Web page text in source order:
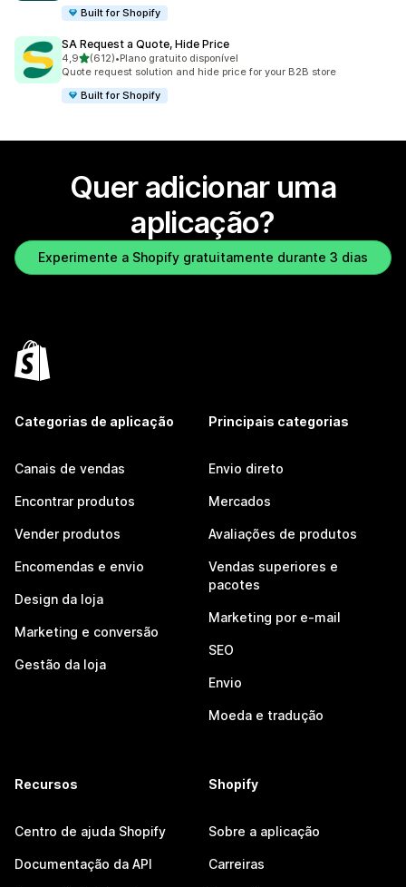
Built for Shopify
SA Request a Quote, Hide Price
4,9de 5 estrelas
(612)
612 total de avaliações
•Plano gratuito disponível
Quote request solution and hide price for your B2B store
Built for Shopify
Quer adicionar uma
aplicação?
Experimente a Shopify gratuitamente durante 3 dias
Categorias de aplicação
Canais de vendas
Encontrar produtos
Vender produtos
Encomendas e envio
Design da loja
Marketing e conversão
Gestão da loja
Principais categorias
Envio direto
Mercados
Avaliações de produtos
Vendas superiores e
pacotes
Marketing por e-mail
SEO
Envio
Moeda e tradução
Recursos
Centro de ajuda Shopify
Documentação da API
Shopify
Sobre a aplicação
Carreiras